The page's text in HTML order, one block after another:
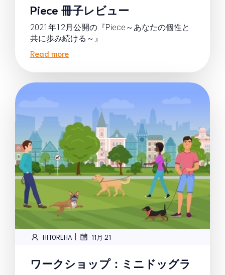
Piece 冊子レビュー
2021年12月公開の『Piece～あなたの個性と
共に歩み続ける～』
Read more
HITOREHA | 11月 21
ワークショップ：ミニドッグラ